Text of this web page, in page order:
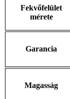
Fekvőfelület
mérete
Garancia
Magasság